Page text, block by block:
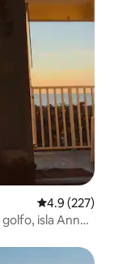
Calificación
4.9 (227)
isla Anna